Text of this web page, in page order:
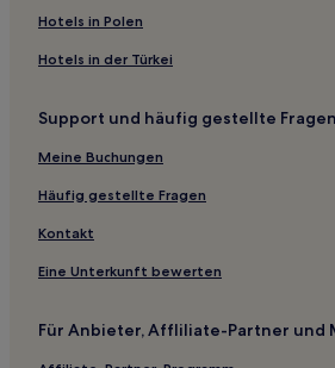
Powiat Kamieński: Hotels
Warszów: Hotels
Aparthotels in Swinemünde
B&B in Swinemünde
Ferienwohnungen in Dziwnów
Ferienwohnungen in Międzyzdroje
Ferienwohnungen in Woiwodschaft
Ferienwohnungen in Stettin
Hotels in Polen
Hotels in der Türkei
Support und häufig gestellte Fragen
Meine Buchungen
Häufig gestellte Fragen
Kontakt
Eine Unterkunft bewerten
Für Anbieter, Affliliate-Partner und